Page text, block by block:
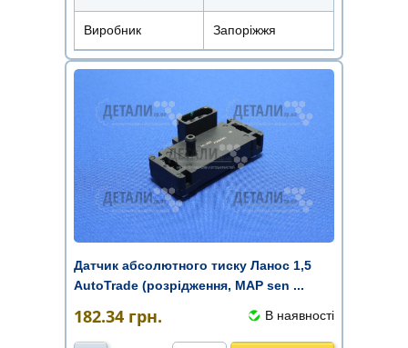
Виробник Запоріжжя
Датчик абсолютного тиску Ланос 1,5
AutoTrade (розрідження, MAP sen ...
182.34 грн. В наявності